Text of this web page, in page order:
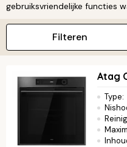
gebruiksvriendelijke functies
deze kwalitatieve ovens,
stoomfunctie tot pyrolyse
ontdek welke ATAG oven het
Lees verder ↓
Filteren
Atag
Type: